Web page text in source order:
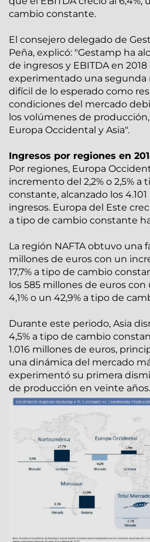
cambio constante.
El consejero delegado de
Peña, explicó: "Gestamp ha
de ingresos y EBITDA en
experimentado una segunda
difícil de lo esperado como
condiciones del mercado
los volúmenes de
Europa Occidental y Asia".
Ingresos por regiones en
Por regiones, Europa
incremento del 2,2% o 2,5% a
constante, alcanzado los
ingresos. Europa del Este
a tipo de cambio constante
La región NAFTA obtuvo una
millones de euros con un
17,7% a tipo de cambio
los 585 millones de euros
4,1% o un 42,9% a tipo de
Durante este periodo, Asia
4,5% a tipo de cambio
1.016 millones de euros,
una dinámica del mercado
experimentó su primera
de producción en veinte años.